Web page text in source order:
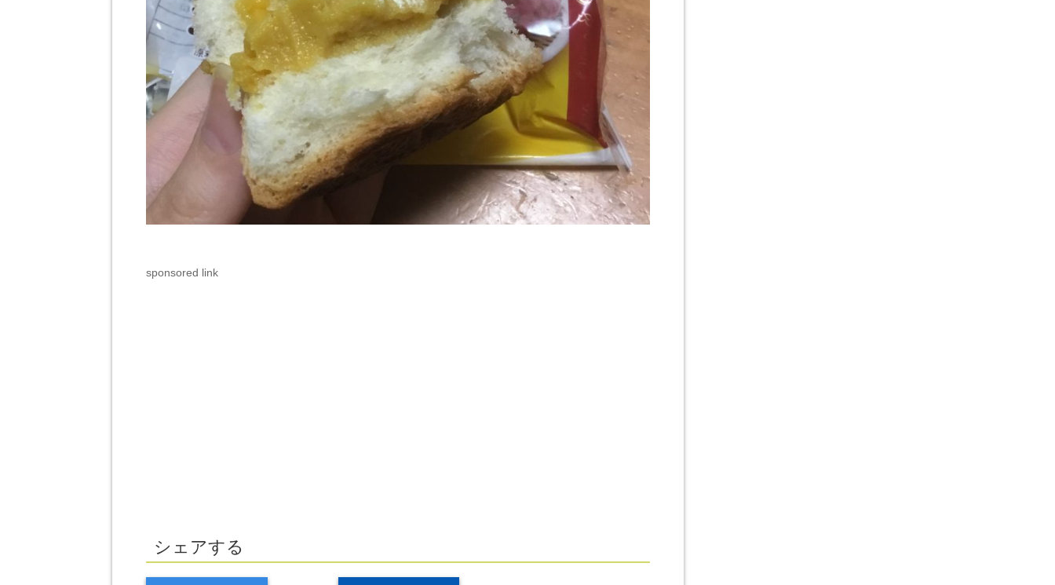
sponsored link
シェアする